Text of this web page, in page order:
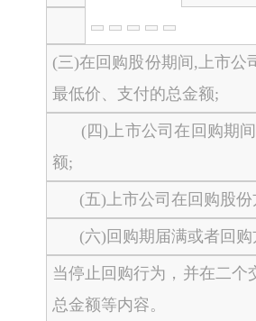
(三)在回购股份期间,上市公
最低价、支付的总金额;
(四)上市公司在回购期间
额;
(五)上市公司在回购股份
(六)回购期届满或者回购
当停止回购行为，并在二
总金额等内容。